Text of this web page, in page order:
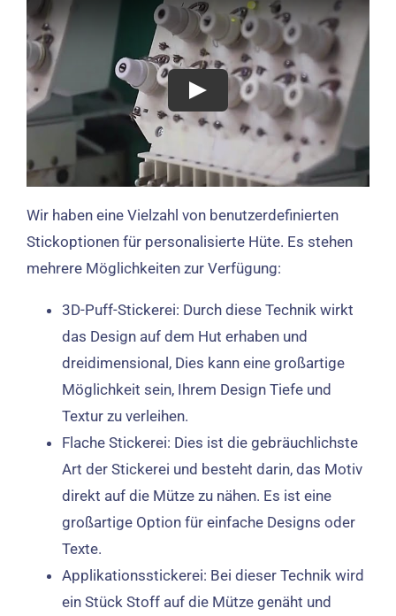
Wir haben eine Vielzahl von benutzerdefinierten
Stickoptionen für personalisierte Hüte. Es stehen
mehrere Möglichkeiten zur Verfügung:
3D-Puff-Stickerei: Durch diese Technik wirkt
das Design auf dem Hut erhaben und
dreidimensional, Dies kann eine großartige
Möglichkeit sein, Ihrem Design Tiefe und
Textur zu verleihen.
Flache Stickerei: Dies ist die gebräuchlichste
Art der Stickerei und besteht darin, das Motiv
direkt auf die Mütze zu nähen. Es ist eine
großartige Option für einfache Designs oder
Texte.
Applikationsstickerei: Bei dieser Technik wird
ein Stück Stoff auf die Mütze genäht und